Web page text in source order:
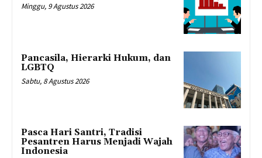
Minggu, 9 Agustus 2026
Pancasila, Hierarki Hukum, dan
LGBTQ
Sabtu, 8 Agustus 2026
Pasca Hari Santri, Tradisi
Pesantren Harus Menjadi Wajah
Indonesia